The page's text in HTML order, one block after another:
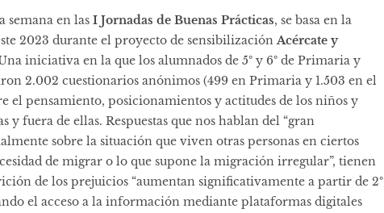
semana en las I Jornadas de Buenas Prácticas, se basa en la
2023 durante el proyecto de sensibilizaciónAcércate y
iniciativa en la que los alumnados de 5º y 6º de Primaria y
2.002 cuestionarios anónimos (499 en Primaria y 1.503 en el
el pensamiento, posicionamientos y actitudes de los niños y
fuera de ellas. Respuestas que nos hablan del “gran
sobre la situación que viven otras personas en ciertos
de migrar o lo que supone la migración irregular”, tienen
de los prejuicios “aumentan significativamente a partir de 2º
el acceso a la información mediante plataformas digitales